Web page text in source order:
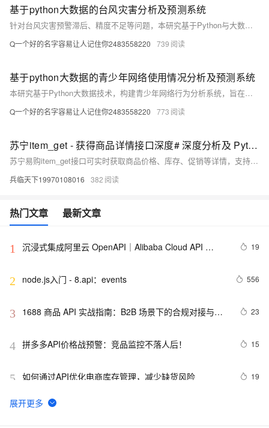
基于python大数据的台风灾害分析及预测系统
针对台风灾害预警滞后、精度不足等问题，本研究基于Python与大数据技术，构建多源数据融合的台风预测系统。利用机器学习提升路径与强度预测准确率，结合Django框架实现动态可视化与实时预警，为防灾决策提供科学支持，显著提高应急响应效率，具有重要社会经济价值。
Q一个好的名字容易让人记住你2483558220 739
基于python大数据的青少年网络使用情况分析及预测系统
本研究基于Python大数据技术，构建青少年网络行为分析系统，旨在破解现有防沉迷模式下用户画像模糊、预警滞后等难题。通过整合多平台亿级数据，运用机器学习实现精准行为预测与实时干预，推动数字治理向“数据驱动”转型，为家庭、学校及政府提供科学决策支持，助力青少年健康上网。
Q一个好的名字容易让人记住你2483558220 773
苏宁item_get - 获得商品详情接口深度# 深度分析及 Python 实现
苏宁易购item_get接口可实时获取商品价格、库存、促销等详情，支持电商数据分析与竞品监控。需认证接入，遵守调用限制，适用于价格监控、销售分析等场景，助力精准营销决策。（238字）
兵临天下19970108016 382
热门文章 最新文章
1
沉浸式集成阿里云 OpenAPI｜Alibaba Cloud API
19
2 node.js入门 - 8.api：events 556
3
1688 商品 API 实战指南：B2B 场景下的合规对接与批
23
4 拼多多API价格战预警：竞品监控不落人后！ 15
5 如何通过API优化电商库存管理，减少缺货风险 19
6
在Winform项目和Web API的.NetCore项目中使用